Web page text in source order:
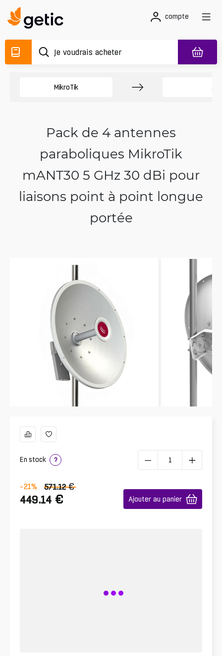
compte
MikroTik
Pack de 4 antennes
paraboliques MikroTik
mANT30 5 GHz 30 dBi pour
liaisons point à point longue
portée
En stock ?
-21% 571.12 €
449.14 € Ajouter au panier